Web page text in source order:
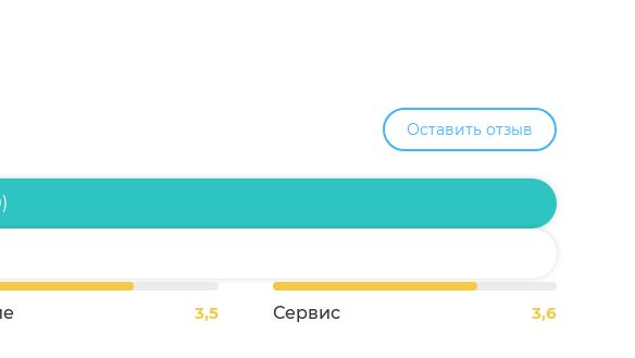
Оставить отзыв
3,5 Сервис 3,6